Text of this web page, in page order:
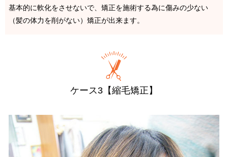
基本的に軟化をさせないで、矯正を施術する為に傷みの少ない
（髪の体力を削がない）矯正が出来ます。
ケース3【縮毛矯正】